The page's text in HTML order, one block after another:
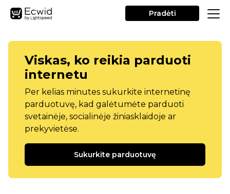
Pradėti
Viskas, ko reikia parduoti
internetu
Per kelias minutes sukurkite internetinę
parduotuvę, kad galėtumėte parduoti
svetainėje, socialinėje žiniasklaidoje ar
prekyvietėse.
Sukurkite parduotuvę